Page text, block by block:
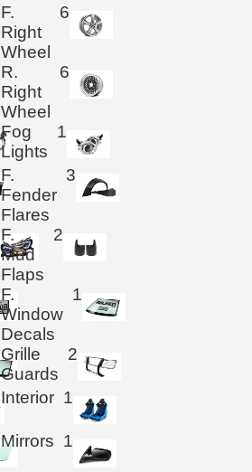
F.
Right
Wheel
6
R.
Right
Wheel
6
Fog
Lights
1
F.
Fender
Flares
3
F.
Mud
Flaps
2
F.
Window
Decals
1
Grille
Guards
2
Interior 1
Mirrors 1